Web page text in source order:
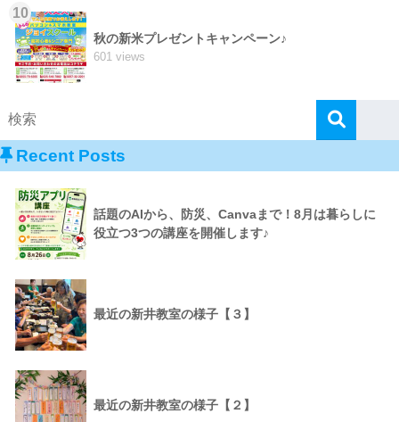
10
秋の新米プレゼントキャンペーン♪
601 views
Recent Posts
話題のAIから、防災、Canvaまで！8月は暮らしに
役立つ3つの講座を開催します♪
最近の新井教室の様子【３】
最近の新井教室の様子【２】